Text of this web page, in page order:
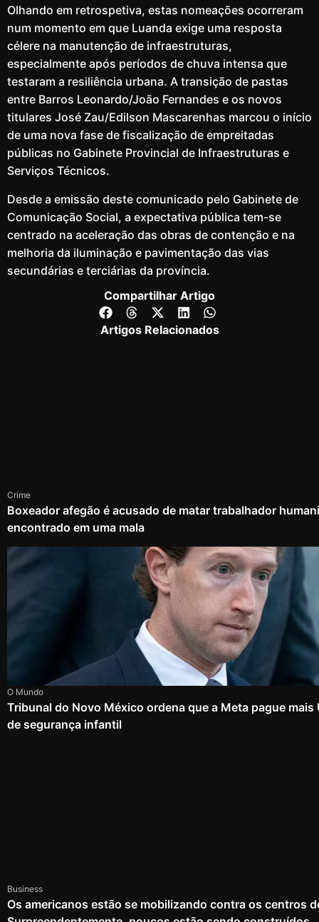
Olhando em retrospetiva, estas nomeações ocorreram
num momento em que Luanda exige uma resposta
célere na manutenção de infraestruturas,
especialmente após períodos de chuva intensa que
testaram a resiliência urbana. A transição de pastas
entre Barros Leonardo/João Fernandes e os novos
titulares José Zau/Edilson Mascarenhas marcou o início
de uma nova fase de fiscalização de empreitadas
públicas no Gabinete Provincial de Infraestruturas e
Serviços Técnicos.
Desde a emissão deste comunicado pelo Gabinete de
Comunicação Social, a expectativa pública tem-se
centrado na aceleração das obras de contenção e na
melhoria da iluminação e pavimentação das vias
secundárias e terciárias da província.
Compartilhar Artigo
Artigos Relacionados
Crime
Boxeador afegão é acusado de matar trabalhador
encontrado em uma mala
O Mundo
Tribunal do Novo México ordena que a Meta pague mais
de segurança infantil
Business
Os americanos estão se mobilizando contra os centros